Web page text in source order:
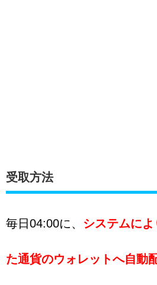
受取方法
毎日04:00に、 システムに
た通貨のウォレットへ自動